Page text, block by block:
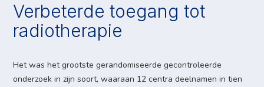
Verbeterde toegang tot
radiotherapie
Het was het grootste gerandomiseerde gecontroleerde
onderzoek in zijn soort, waaraan 12 centra deelnamen in tien